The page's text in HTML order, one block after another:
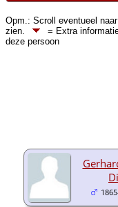
Opm.: Scroll eventueel
zien.
= Extra
deze persoon